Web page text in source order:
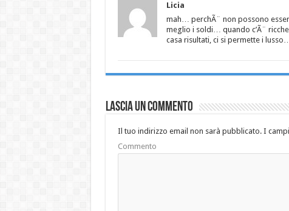
Licia
mah… perchÃ¨ non possono
meglio i soldi… quando c’Ã¨
casa risultati, ci si permette i
Lascia un commento
Il tuo indirizzo email non sarà pubblicato.I
Commento